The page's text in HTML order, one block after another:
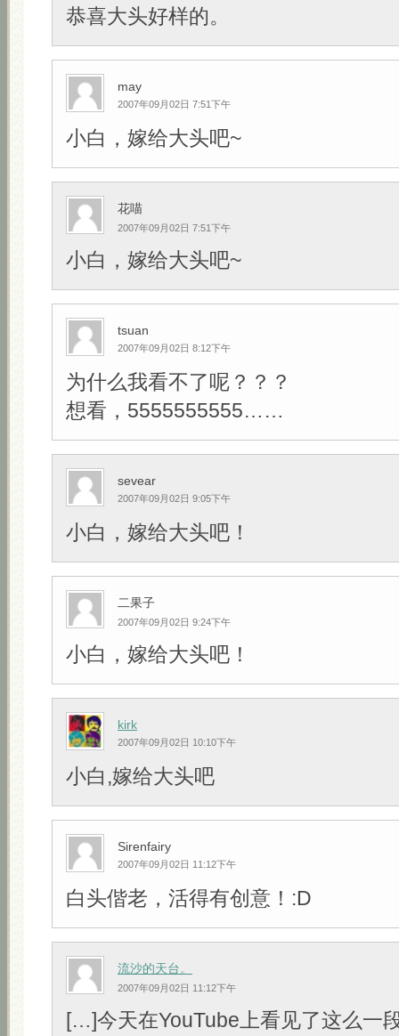
恭喜大头好样的。
may
2007年09月02日 7:51下午
小白，嫁给大头吧~
花喵
2007年09月02日 7:51下午
小白，嫁给大头吧~
tsuan
2007年09月02日 8:12下午
为什么我看不了呢？？？
想看，5555555555……
sevear
2007年09月02日 9:05下午
小白，嫁给大头吧！
二果子
2007年09月02日 9:24下午
小白，嫁给大头吧！
kirk
2007年09月02日 10:10下午
小白,嫁给大头吧
Sirenfairy
2007年09月02日 11:12下午
白头偕老，活得有创意！:D
流沙的天台。
2007年09月02日 11:12下午
[…]今天在YouTube上看见了这么一